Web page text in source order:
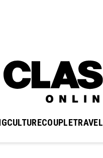
CULTURECOUPLETRAVEL